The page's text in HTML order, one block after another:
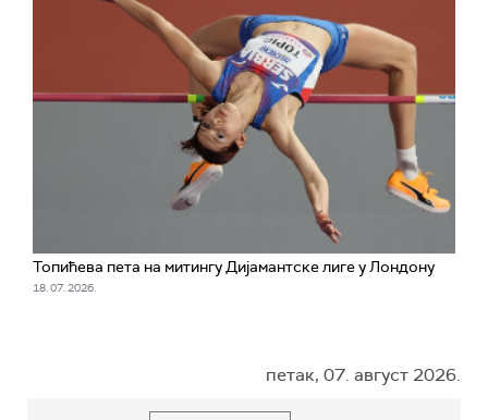
Топићева пета на митингу Дијамантске лиге у Лондону
18. 07. 2026.
петак, 07. август 2026.